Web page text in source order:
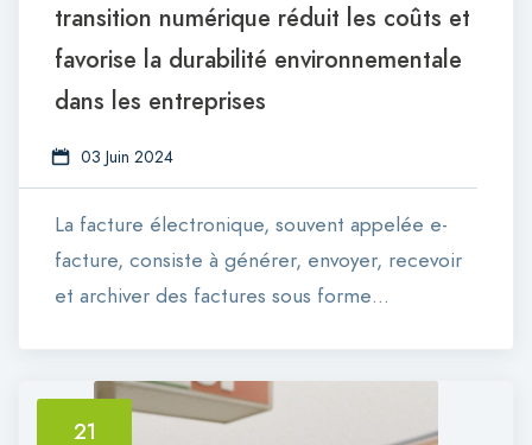
transition numérique réduit les coûts et
favorise la durabilité environnementale
dans les entreprises
03 Juin 2024
La facture électronique, souvent appelée e-
facture, consiste à générer, envoyer, recevoir
et archiver des factures sous forme…
21